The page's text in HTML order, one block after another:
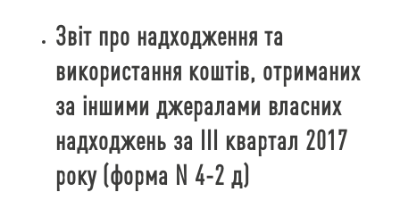
Звіт про надходження та
використання коштів, отриманих
за іншими джералами власних
надходжень за ІІІ квартал 2017
року (форма N 4-2 д)